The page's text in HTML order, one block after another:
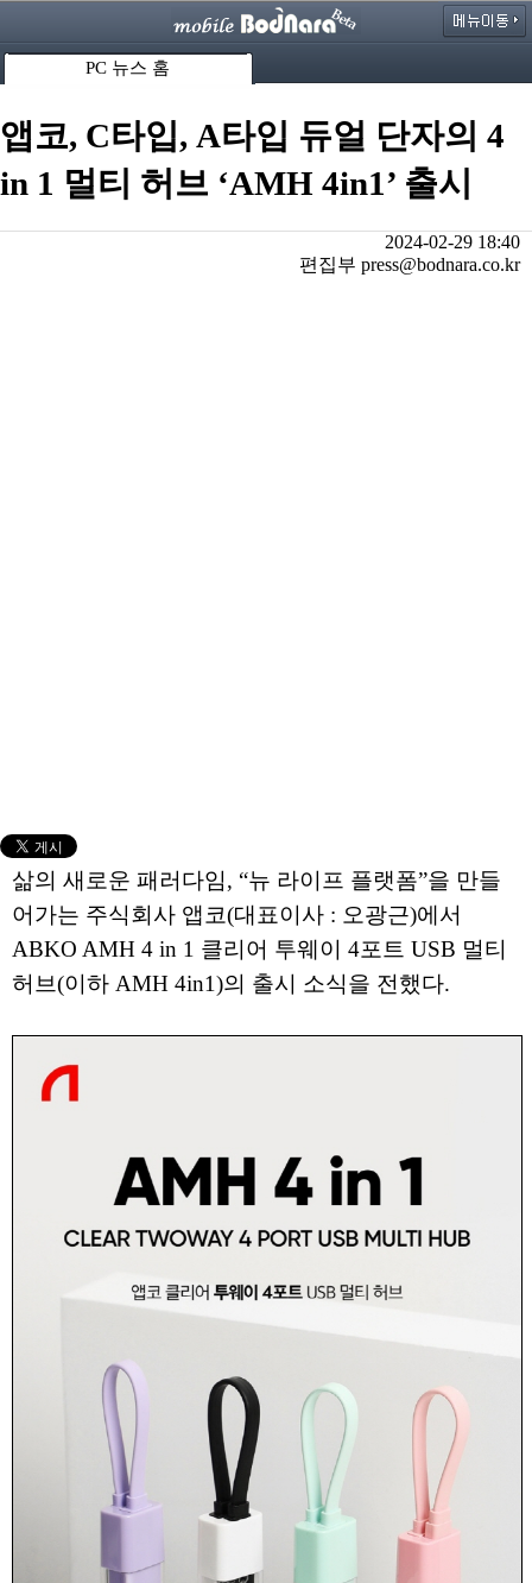
PC 뉴스 홈
앱코, C타입, A타입 듀얼 단자의 4
in 1 멀티 허브 ‘AMH 4in1’ 출시
2024-02-29 18:40
편집부 press@bodnara.co.kr
삶의 새로운 패러다임, “뉴 라이프 플랫폼”을 만들
어가는 주식회사 앱코(대표이사 : 오광근)에서
ABKO AMH 4 in 1 클리어 투웨이 4포트 USB 멀티
허브(이하 AMH 4in1)의 출시 소식을 전했다.